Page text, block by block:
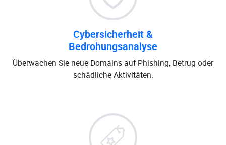
Cybersicherheit &
Bedrohungsanalyse
Überwachen Sie neue Domains auf Phishing, Betrug oder
schädliche Aktivitäten.